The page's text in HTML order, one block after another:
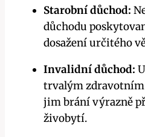
Starobní důchod:
důchodu
dosažení určitého
Invalidní důchod:
trvalým
jim brání výrazně
živobytí.